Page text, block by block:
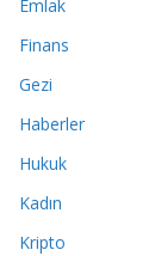
Emlak
Finans
Gezi
Haberler
Hukuk
Kadın
Kripto